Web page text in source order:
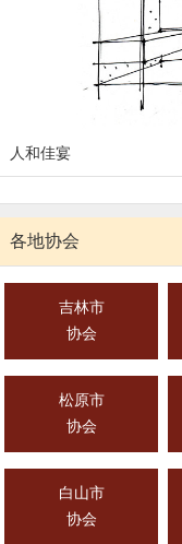
人和佳宴
各地协会
吉林市
协会
松原市
协会
白山市
协会